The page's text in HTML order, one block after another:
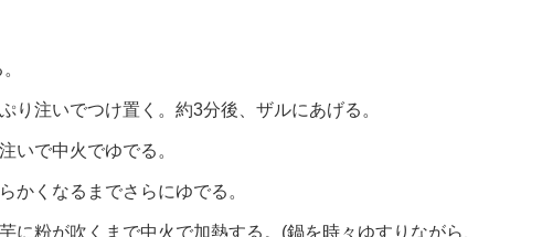
注いでつけ置く。約3分後、ザルにあげる。
いで中火でゆでる。
くなるまでさらにゆでる。
粉が吹くまで中火で加熱する。(鍋を時々ゆすりながら、